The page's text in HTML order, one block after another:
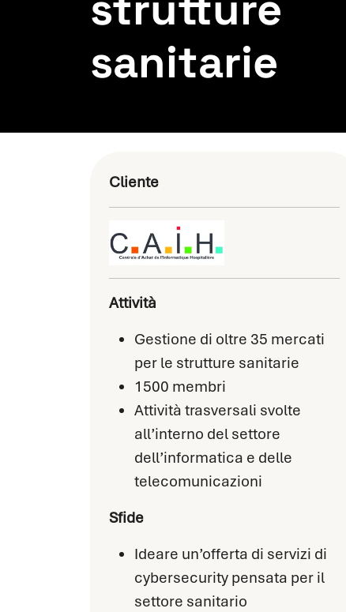
sanitarie
Cliente
Attività
Gestione di oltre 35 mercati
per le strutture sanitarie
1500 membri
Attività trasversali svolte
all’interno del settore
dell’informatica e delle
telecomunicazioni
Sfide
Ideare un’offerta di servizi di
cybersecurity pensata per il
settore sanitario